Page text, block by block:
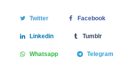
Twitter Facebook
Linkedin Tumblr
Whatsapp Telegram